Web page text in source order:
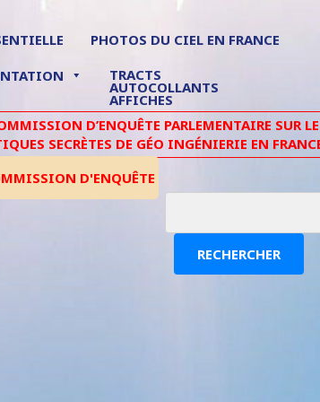
PHOTOS DU CIEL EN FRANCE
TRACTS
AUTOCOLLANTS
AFFICHES
D’ENQUÊTE PARLEMENTAIRE SUR
SECRÈTES DE GÉO INGÉNIERIE EN
D'ENQUÊTE
RECHERCHER